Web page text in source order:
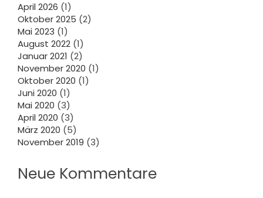
April 2026 (1)
Oktober 2025 (2)
Mai 2023 (1)
August 2022 (1)
Januar 2021 (2)
November 2020 (1)
Oktober 2020 (1)
Juni 2020 (1)
Mai 2020 (3)
April 2020 (3)
März 2020 (5)
November 2019 (3)
Neue Kommentare